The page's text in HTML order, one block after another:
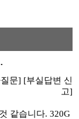
문] [부실답변 신
고]
같습니다. 320G